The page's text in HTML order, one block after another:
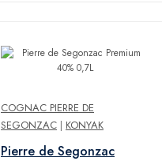
COGNAC PIERRE DE
SEGONZAC | KONYAK
Pierre de Segonzac